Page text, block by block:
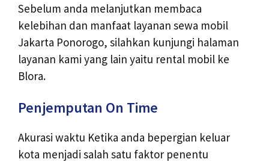
Sebelum anda melanjutkan membaca
kelebihan dan manfaat layanan sewa mobil
Jakarta Ponorogo, silahkan kunjungi halaman
layanan kami yang lain yaitu rental mobil ke
Blora.
Penjemputan On Time
Akurasi waktu Ketika anda bepergian keluar
kota menjadi salah satu faktor penentu